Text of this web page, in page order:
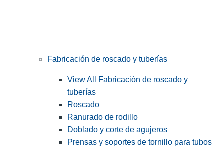
Fabricación de roscado y tuberías
View All Fabricación de roscado y
tuberías
Roscado
Ranurado de rodillo
Doblado y corte de agujeros
Prensas y soportes de tornillo para tubos